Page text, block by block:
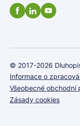
© 2017-2026
Informace o
Všeobecné obchodní
Zásady cookies